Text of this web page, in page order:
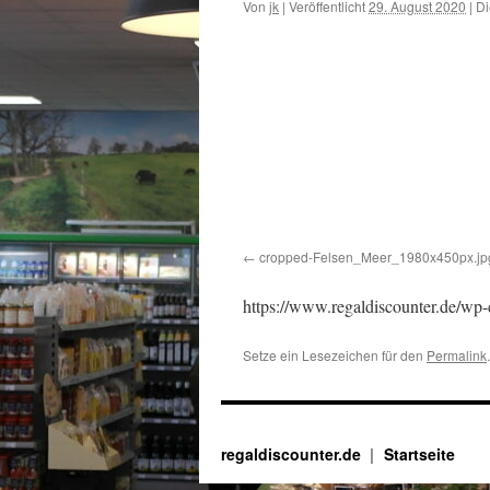
Von jk | Veröffentlicht29. August 2020 |
cropped-
https://www.regaldiscounter.de/
Setze ein Lesezeichen für den Permalink.
regaldiscounter.de Startseite